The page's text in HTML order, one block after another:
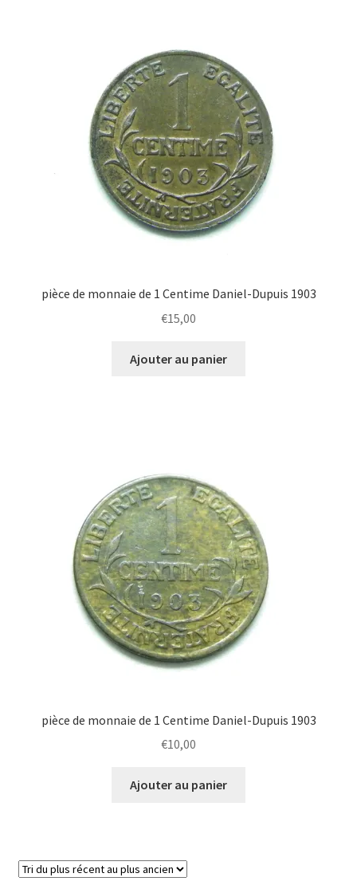
pièce de monnaie de 1 Centime Daniel-Dupuis 1903
€15,00
Ajouter au panier
pièce de monnaie de 1 Centime Daniel-Dupuis 1903
€10,00
Ajouter au panier